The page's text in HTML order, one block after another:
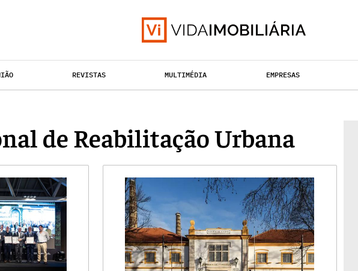
REVISTAS MULTIMÉDIA EMPRESAS
de Reabilitação Urbana